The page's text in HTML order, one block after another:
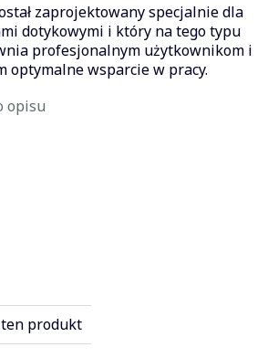
zaprojektowany specjalnie dla
dotykowymi i który na tego typu
profesjonalnym użytkownikom i
optymalne wsparcie w pracy.
opisu
ten produkt